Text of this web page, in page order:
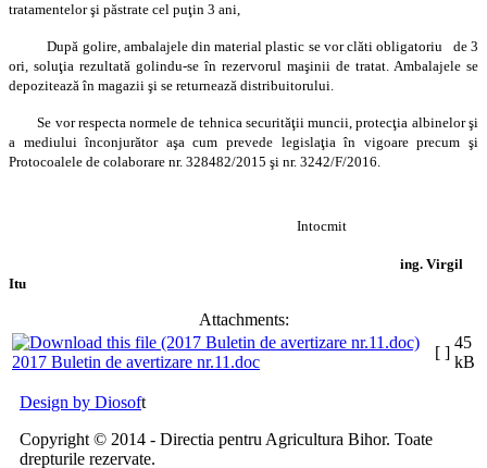
tratamentelor şi păstrate cel puţin 3 ani,
După golire, ambalajele din material plastic se vor clăti obligatoriu de 3
ori, soluţia rezultată golindu-se în rezervorul maşinii de tratat. Ambalajele se
depozitează în magazii şi se returnează distribuitorului.
Se vor respecta normele de tehnica securităţii muncii, protecţia albinelor şi
a mediului înconjurător aşa cum prevede legislaţia în vigoare precum şi
Protocoalele de colaborare nr. 328482/2015 şi nr. 3242/F/2016.
Intocmit
ing. Virgil
Itu
Attachments:
2017 Buletin de avertizare nr.11.doc
[ ]
45
kB
Design by Diosoft
Copyright © 2014 - Directia pentru Agricultura Bihor. Toate
drepturile rezervate.